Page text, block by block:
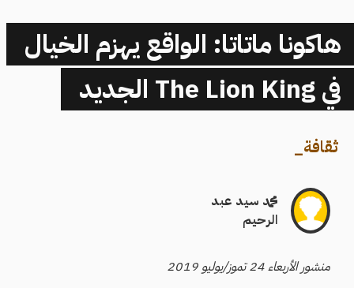
هاكونا ماتاتا: الواقع يهزم الخيال
في The Lion King الجديد
ثقافة_
محمد سيد عبد
الرحيم
منشور الأربعاء 24 تموز/يوليو 2019